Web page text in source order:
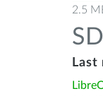
2.5
Last